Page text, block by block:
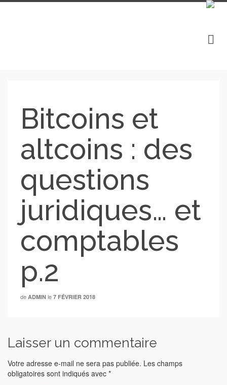
Bitcoins et
altcoins : des
questions
juridiques… et
comptables
p.2
de ADMIN le 7 FÉVRIER 2018
Laisser un commentaire
Votre adresse e-mail ne sera pas publiée. Les champs
obligatoires sont indiqués avec *